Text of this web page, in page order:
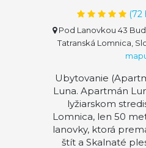
(72
Pod Lanovkou 43
Tatranská Lomnica,
Ubytovanie
Luna. Apartmán
lyžiarskom
Lomnica, len 50
lanovky, ktorá
štít a Skalnaté